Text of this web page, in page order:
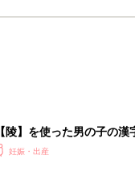
【陵】を使った男の子の
妊娠・出産